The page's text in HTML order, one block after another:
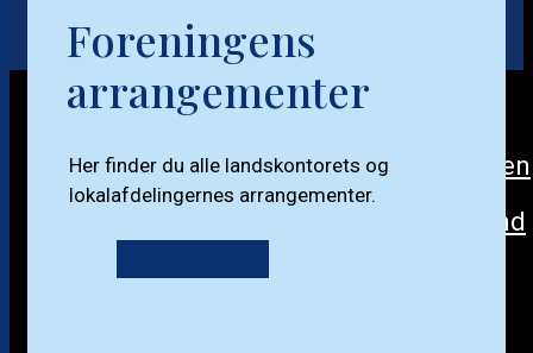
Organisationen
Organisationsdiagram
Foreningen NORDEN lokalt
Nationale Foreningerne Norden
Foreningerne Nordens Forbund
Foreningen Nordens Ungdom
Foreningens
arrangementer
Her finder du alle landskontorets og
lokalafdelingernes arrangementer.